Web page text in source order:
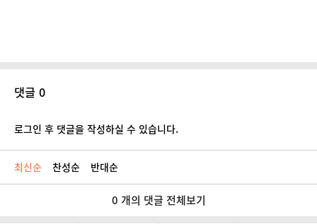
댓글 0
로그인 후 댓글을 작성하실 수 있습니다.
최신순 찬성순 반대순
0 개의 댓글 전체보기